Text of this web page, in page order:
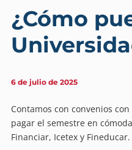
¿Cómo
6 de julio de 2025
Contamos con convenios
pagar el semestre en
Financiar, Icetex y Fineducar.